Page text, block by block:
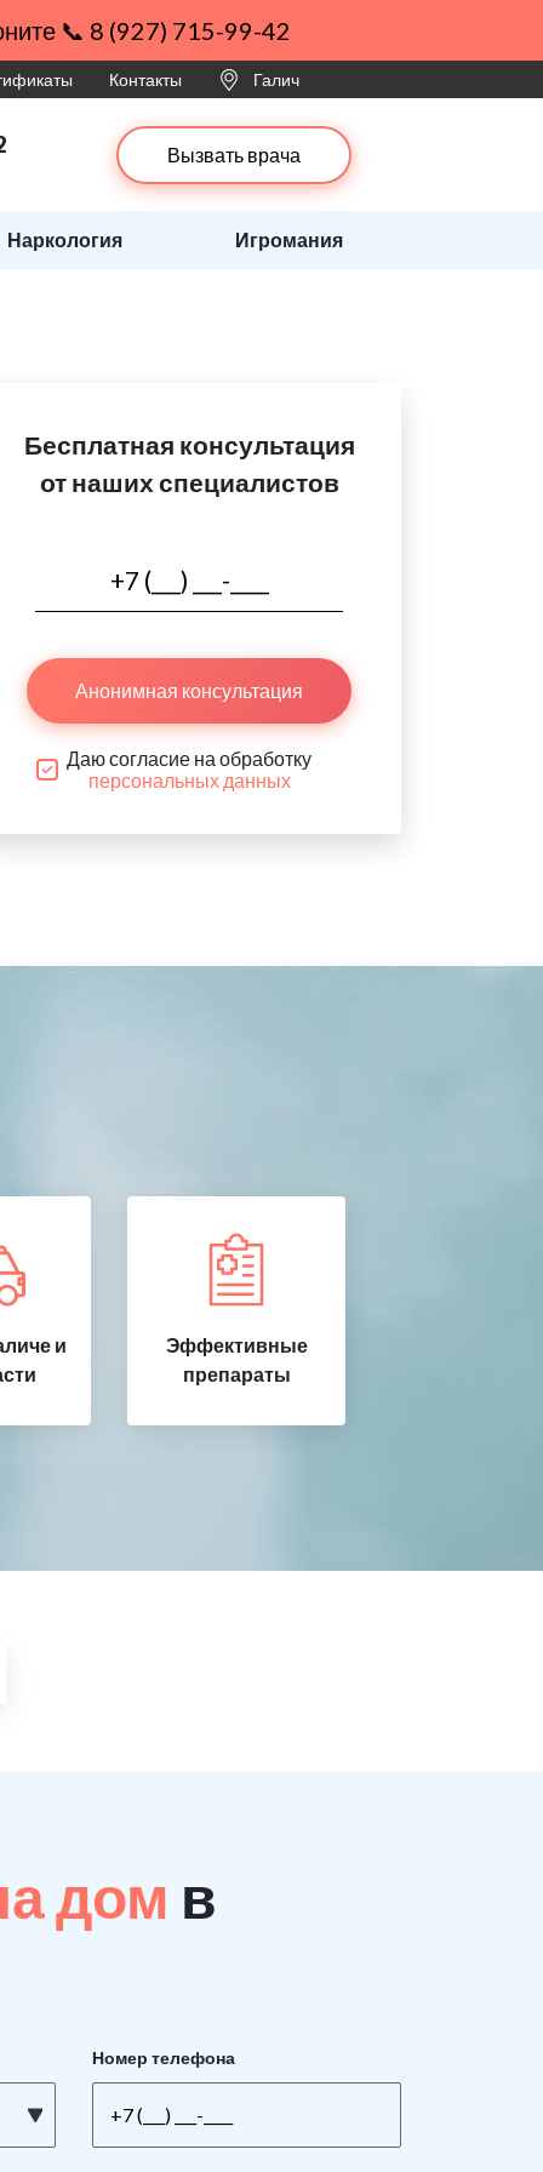
📞 8 (927) 715-99-42
Контакты Галич
Вызвать врача
Наркология Игромания
Бесплатная консультация
от наших специалистов
Анонимная консультация
Даю согласие на обработку
персональных данных
и
Эффективные
препараты
дом в
Номер телефона